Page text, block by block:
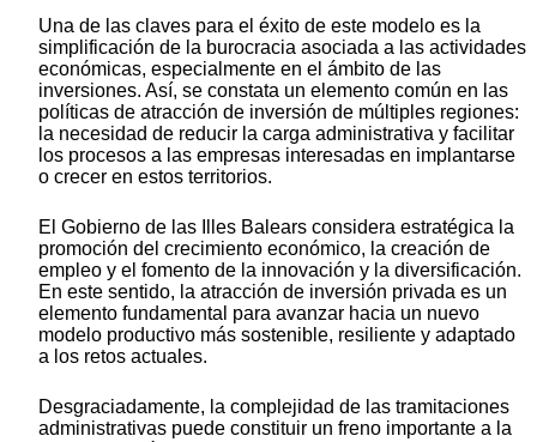
Una de las claves para el éxito de este modelo es la
simplificación de la burocracia asociada a las actividades
económicas, especialmente en el ámbito de las
inversiones. Así, se constata un elemento común en las
políticas de atracción de inversión de múltiples regiones:
la necesidad de reducir la carga administrativa y facilitar
los procesos a las empresas interesadas en implantarse
o crecer en estos territorios.
El Gobierno de las Illes Balears considera estratégica la
promoción del crecimiento económico, la creación de
empleo y el fomento de la innovación y la diversificación.
En este sentido, la atracción de inversión privada es un
elemento fundamental para avanzar hacia un nuevo
modelo productivo más sostenible, resiliente y adaptado
a los retos actuales.
Desgraciadamente, la complejidad de las tramitaciones
administrativas puede constituir un freno importante a la